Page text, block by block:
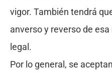
vigor. También tendrá
anverso y reverso de
legal.
Por lo general, se